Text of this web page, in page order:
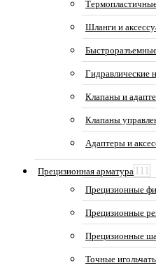
Шланги и
Гидравлические
Клапаны и
Клапаны
Адаптеры и
Прецизионная арматура 111
Прецизионные
Прецизионные
Прецизионные
Точные